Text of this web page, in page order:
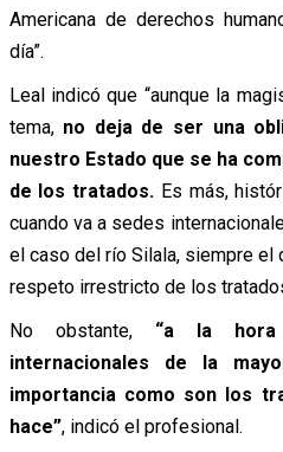
Americana de derechos
día”.
Leal indicó que “aunque la
tema, no deja de ser una
nuestro Estado que se ha
de los tratados. Es más,
cuando va a sedes
el caso del río Silala, siempre
respeto irrestricto de los
No obstante, “a la hora
internacionales de la
importancia como son los
hace”, indicó el profesional.